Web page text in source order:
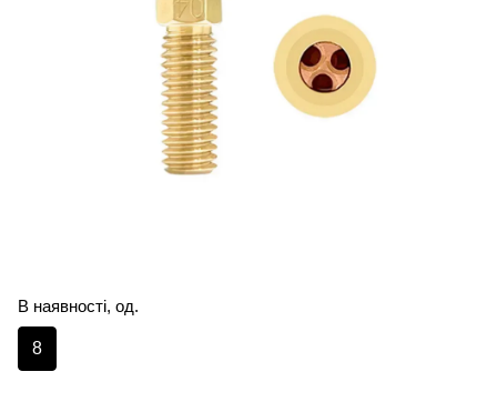
В наявності, од.
8